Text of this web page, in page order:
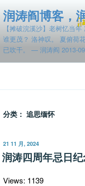
至
容
润涛阎博客，
【摊破浣溪沙】老树忆当
谁更茂？ 洛神叹。 夏俯荷
已吹干。 — 润涛阎 2013-
分类： 追思缅怀
发
布
于
21 11 月, 2024
润涛四周年忌日
Views: 1139